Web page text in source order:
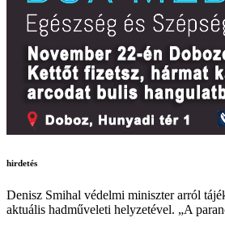
hirdetés
Denisz Smihal védelmi miniszter arról
aktuális hadműveleti helyzetével. „A